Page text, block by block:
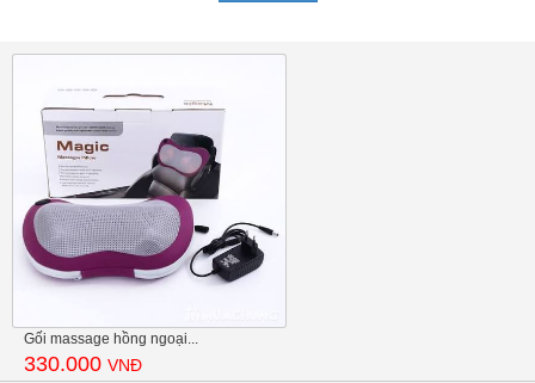
Gối massage hồng ngoại...
330.000 VNĐ